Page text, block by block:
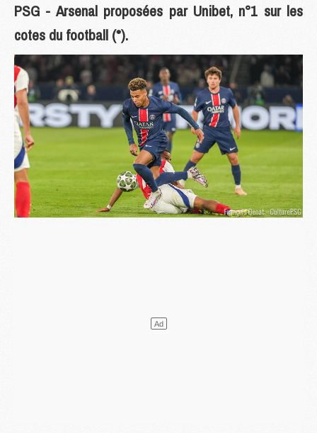
PSG - Arsenal proposées par Unibet, n°1 sur les
cotes du football (*).